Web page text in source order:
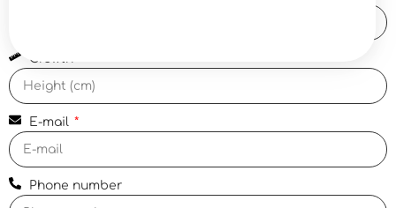
Growth
E-mail
Phone number